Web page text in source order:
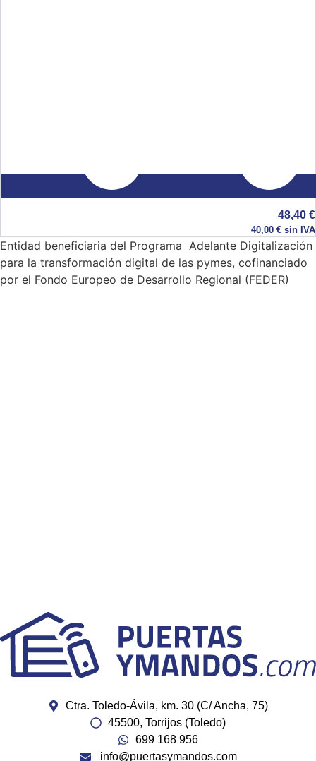
48,40 €
40,00 € sin IVA
Entidad beneficiaria del Programa Adelante Digitalización
para la transformación digital de las pymes, cofinanciado
por el Fondo Europeo de Desarrollo Regional (FEDER)
Ctra. Toledo-Ávila, km. 30 (C/ Ancha, 75)
45500, Torrijos (Toledo)
699 168 956
info@puertasymandos.com